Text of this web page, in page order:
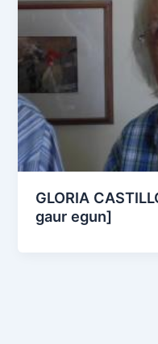
GLORIA
gaur egun]